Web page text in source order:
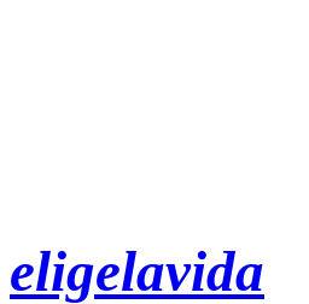
eligelavida